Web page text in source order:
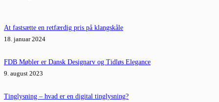
At fastsætte en retfærdig pris på klangskåle
18. januar 2024
FDB Møbler er Dansk Designarv og Tidløs Elegance
9. august 2023
Tinglysning – hvad er en digital tinglysning?